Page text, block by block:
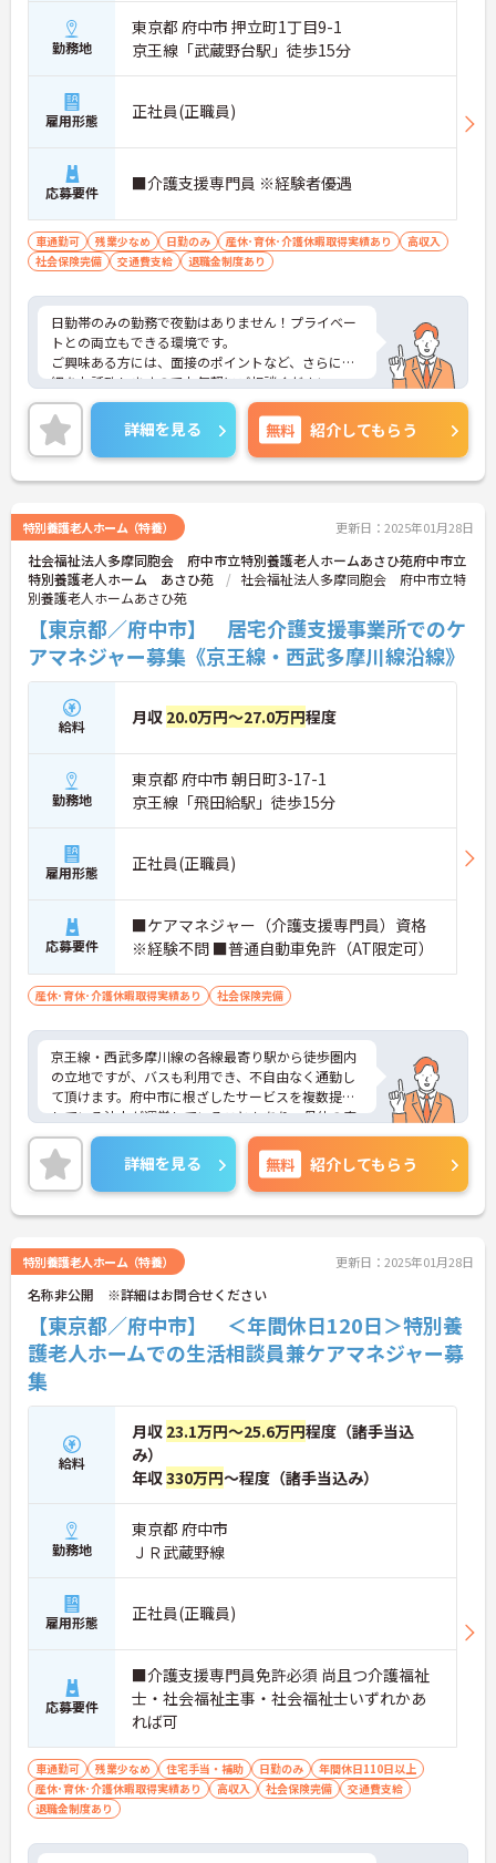
勤務地
東京都 府中市 押立町1丁目9-1
京王線「武蔵野台駅」徒歩15分
雇用形態 正社員(正職員)
応募要件 ■介護支援専門員 ※経験者優遇
車通勤可 残業少なめ 日勤のみ 産休･育休･介護休暇取得実績あり
高収入
社会保険完備
交通費支給 退職金制度あり
日勤帯のみの勤務で夜勤はありません！プライベー
トとの両立もできる環境です。
ご興味ある方には、面接のポイントなど、さらに詳
細をお話致しますのでお気軽にご相談ください。
詳細を見る 無料 紹介してもらう
特別養護老人ホーム（特養） 更新日：2025年01月28日
社会福祉法人多摩同胞会 府中市立特別養護老人ホームあさひ苑府中市立
特別養護老人ホーム あさひ苑
社会福祉法人多摩同胞会 府中市立特
別養護老人ホームあさひ苑
【東京都／府中市】 居宅介護支援事業所でのケ
アマネジャー募集《京王線・西武多摩川線沿線》
給料 月収 20.0万円～27.0万円程度
勤務地
東京都 府中市 朝日町3-17-1
京王線「飛田給駅」徒歩15分
雇用形態 正社員(正職員)
応募要件
■ケアマネジャー（介護支援専門員）資格
※経験不問 ■普通自動車免許（AT限定可）
産休･育休･介護休暇取得実績あり 社会保険完備
京王線・西武多摩川線の各線最寄り駅から徒歩圏内
の立地ですが、バスも利用でき、不自由なく通勤し
て頂けます。府中市に根ざしたサービスを複数提供
している法人が運営していることもあり、母体の安
定感は抜群です。頑張りがきちんと給与に還元さ
れ、3.9ヶ月分の賞与支給実績がございます。ご興味
のある方はお気軽にお問い合わせ下さいませ。
詳細を見る 無料 紹介してもらう
特別養護老人ホーム（特養） 更新日：2025年01月28日
名称非公開 ※詳細はお問合せください
【東京都／府中市】 ＜年間休日120日＞特別養
護老人ホームでの生活相談員兼ケアマネジャー募
集
給料
月収 23.1万円～25.6万円程度（諸手当込
み）
年収330万円～程度（諸手当込み）
勤務地
東京都 府中市
ＪＲ武蔵野線
雇用形態 正社員(正職員)
応募要件
■介護支援専門員免許必須 尚且つ介護福祉
士・社会福祉主事・社会福祉士いずれかあ
れば可
車通勤可 残業少なめ 住宅手当・補助 日勤のみ
年間休日110日以上
産休･育休･介護休暇取得実績あり
高収入 社会保険完備
交通費支給
退職金制度あり